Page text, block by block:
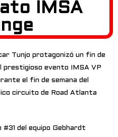
IMSA
Tunjo protagonizó un fin de
prestigioso evento IMSA VP
el fin de semana del
circuito de Road Atlanta
#31 del equipo Gebhardt